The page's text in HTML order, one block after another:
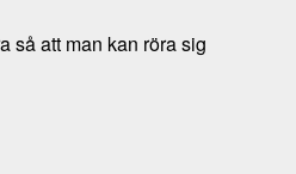
så att man kan röra sig